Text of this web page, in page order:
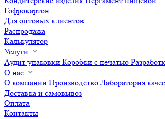
Гофрокартон
Для оптовых клиентов
Распродажа
Калькулятор
Услуги
Аудит упаковки Коробки с печатью
О нас
О компании Производство Лаборатория
Доставка и самовывоз
Оплата
Контакты